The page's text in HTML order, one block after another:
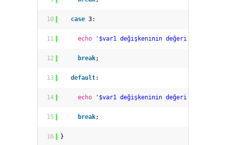
10 case 3:
11 echo '$var1 değişkeninin değeri 3dür.'
12 break;
13 default:
14 echo '$var1 değişkeninin değeri 1,2,3
15 break;
16 }